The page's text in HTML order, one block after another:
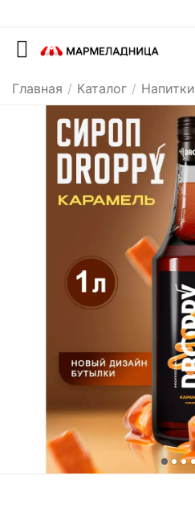
Главная / Каталог / Напитки